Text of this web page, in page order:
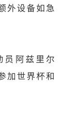
外设备如急
员阿兹里尔
加世界杯和